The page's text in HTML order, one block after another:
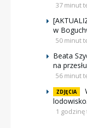
37 minut
w
50 minut
Beata
na
56 minut
ZDJĘCIA
1 godzinę